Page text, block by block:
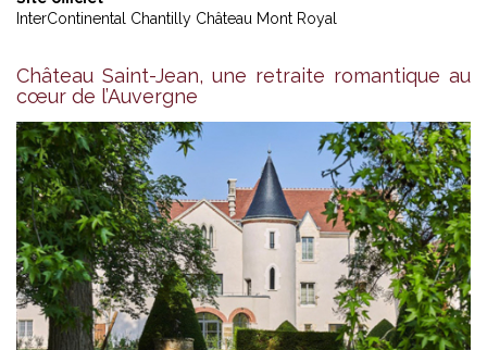
InterContinental Chantilly Château Mont Royal
Château Saint-Jean, une retraite romantique au
cœur de l’Auvergne